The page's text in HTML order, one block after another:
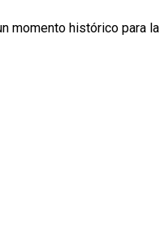
momento histórico para la